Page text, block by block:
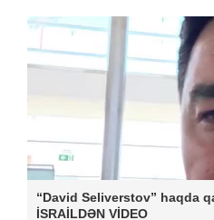
“David Seliverstov” haqda
İSRAİLDƏN VİDEO